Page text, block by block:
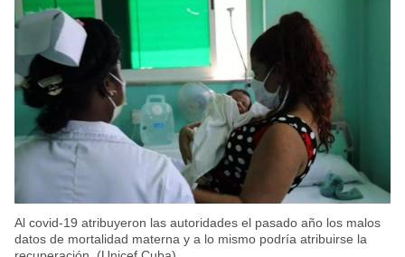
Al covid-19 atribuyeron las autoridades el pasado año los malos
datos de mortalidad materna y a lo mismo podría atribuirse la